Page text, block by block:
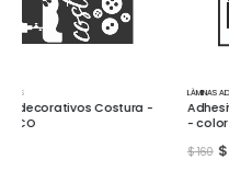
Adhesivos decorativos Green Tea
- color BLANCO